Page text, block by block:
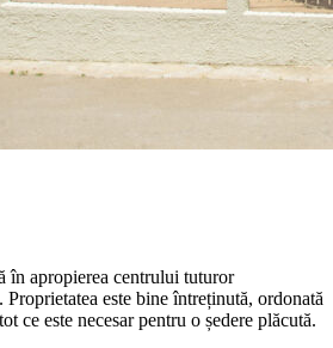
în apropierea centrului tuturor
este bine întreținută, ordonată
ce este necesar pentru o ședere plăcută.